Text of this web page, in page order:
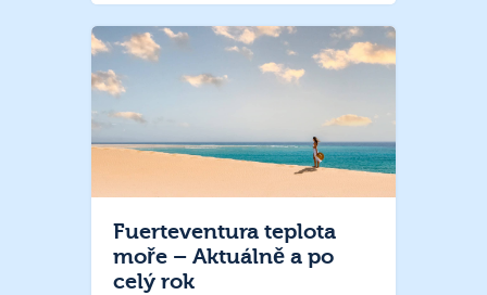
Fuerteventura teplota
moře – Aktuálně a po
celý rok